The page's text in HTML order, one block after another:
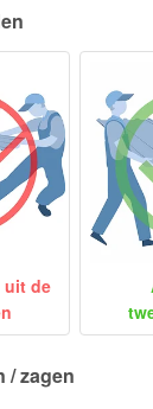
uit de
/ zagen